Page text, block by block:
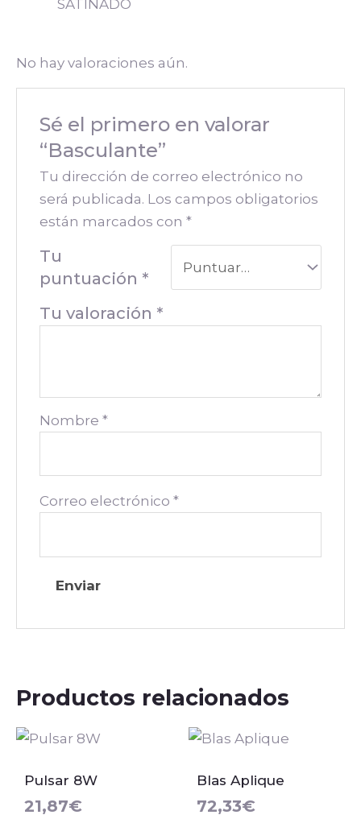
SATINADO
No hay valoraciones aún.
Sé el primero en valorar
“Basculante”
Tu dirección de correo electrónico no
será publicada. Los campos obligatorios
están marcados con*
Tu
puntuación *
Tu valoración *
Nombre*
Correo electrónico*
Productos relacionados
Pulsar 8W
21,87€
Este
tiene
múltiples
Blas Aplique
72,33€